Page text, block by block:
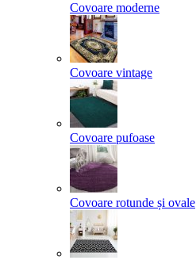
Covoare moderne
Covoare vintage
Covoare pufoase
Covoare rotunde și ovale